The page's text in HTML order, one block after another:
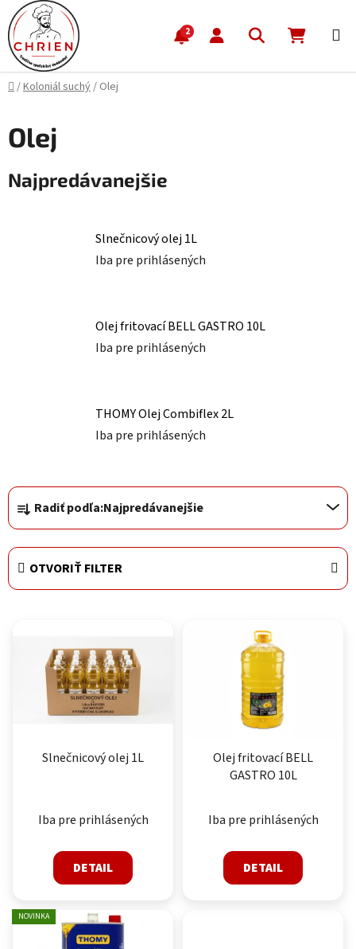
Prejsť na obsah
2 Hľadať
Domov
/Koloniál suchý/ Olej
Olej
Najpredávanejšie
Slnečnicový olej 1L
Iba pre prihlásených
Olej fritovací BELL GASTRO 10L
Iba pre prihlásených
THOMY Olej Combiflex 2L
Iba pre prihlásených
Radenie produktov
Radiť podľa:Najpredávanejšie
OTVORIŤ FILTER
Slnečnicový olej 1L
Iba pre prihlásených
DETAIL
Olej fritovací BELL
GASTRO 10L
Iba pre prihlásených
DETAIL
NOVINKA